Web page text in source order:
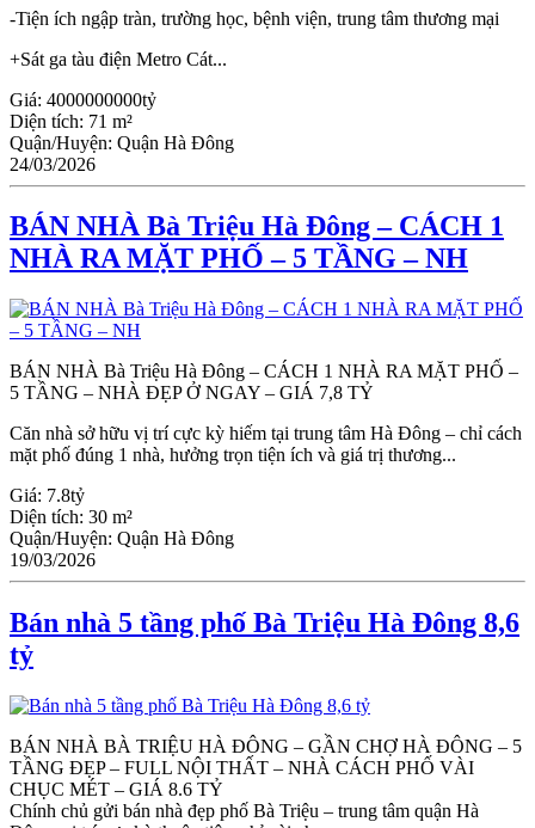
-Tiện ích ngập tràn, trường học, bệnh viện, trung tâm thương mại
+Sát ga tàu điện Metro Cát...
Giá: 4000000000tỷ
Diện tích: 71 m²
Quận/Huyện: Quận Hà Đông
24/03/2026
BÁN NHÀ Bà Triệu Hà Đông – CÁCH 1
NHÀ RA MẶT PHỐ – 5 TẦNG – NH
BÁN NHÀ Bà Triệu Hà Đông – CÁCH 1 NHÀ RA MẶT PHỐ –
5 TẦNG – NHÀ ĐẸP Ở NGAY – GIÁ 7,8 TỶ
Căn nhà sở hữu vị trí cực kỳ hiếm tại trung tâm Hà Đông – chỉ cách
mặt phố đúng 1 nhà, hưởng trọn tiện ích và giá trị thương...
Giá: 7.8tỷ
Diện tích: 30 m²
Quận/Huyện: Quận Hà Đông
19/03/2026
Bán nhà 5 tầng phố Bà Triệu Hà Đông 8,6
tỷ
BÁN NHÀ BÀ TRIỆU HÀ ĐÔNG – GẦN CHỢ HÀ ĐÔNG – 5
TẦNG ĐẸP – FULL NỘI THẤT – NHÀ CÁCH PHỐ VÀI
CHỤC MÉT – GIÁ 8.6 TỶ
Chính chủ gửi bán nhà đẹp phố Bà Triệu – trung tâm quận Hà